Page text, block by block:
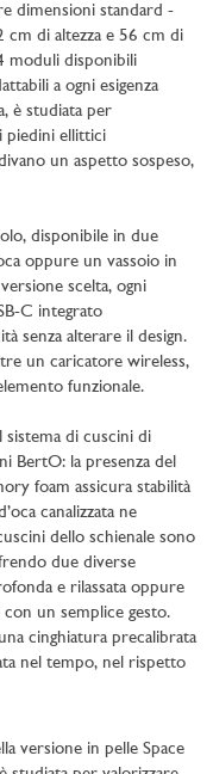
dimensioni standard -
cm di altezza e 56 cm di
moduli disponibili
a ogni esigenza
è studiata per
piedini ellittici
un aspetto sospeso,
disponibile in due
oppure un vassoio in
scelta, ogni
C integrato
senza alterare il design.
un caricatore wireless,
funzionale.
sistema di cuscini di
BertO: la presenza del
foam assicura stabilità
canalizzata ne
dello schienale sono
due diverse
e rilassata oppure
un semplice gesto.
cinghiatura precalibrata
nel tempo, nel rispetto
versione in pelle Space